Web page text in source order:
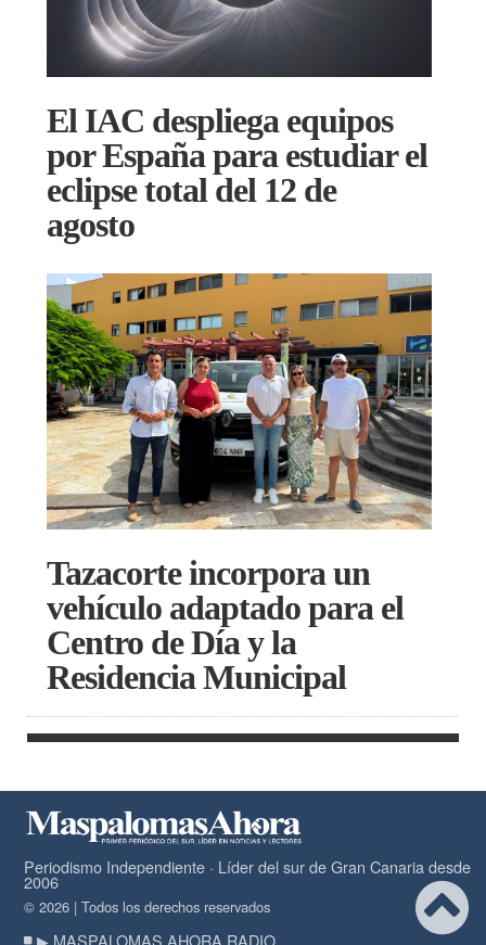
El IAC despliega equipos
por España para estudiar el
eclipse total del 12 de
agosto
Tazacorte incorpora un
vehículo adaptado para el
Centro de Día y la
Residencia Municipal
Periodismo Independiente · Líder del sur de Gran Canaria desde
2006
© 2026 | Todos los derechos reservados
▶ MASPALOMAS AHORA RADIO